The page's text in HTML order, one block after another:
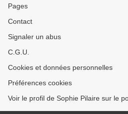
Pages
Contact
Signaler un abus
C.G.U.
Cookies et données personnelles
Préférences cookies
Voir le profil de Sophie Pilaire sur le